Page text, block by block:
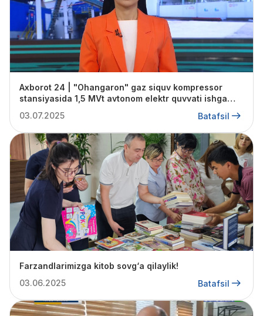
Axborot 24 | "Ohangaron" gaz siquv kompressor
stansiyasida 1,5 MVt avtonom elektr quvvati ishga
03.07.2025 Batafsil
Farzandlarimizga kitob sovg‘a qilaylik!
03.06.2025
Batafsil